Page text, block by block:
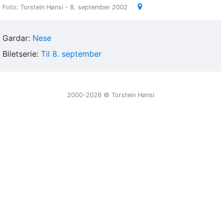
Foto: Torstein Hønsi - 8. september 2002
Gardar: Nese
Biletserie: Til 8. september
2000-2026 ©️ Torstein Hønsi